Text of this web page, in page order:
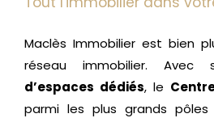
Maclès Immobilier est bien
réseau immobilier.
d’espaces dédiés, le
parmi les plus grands pôles